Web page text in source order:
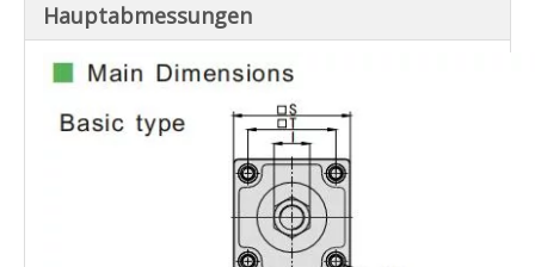
Geschwin
digkeitsber
SI -Serie: 50 ~ 800 mm/s Andere Serie: 30
27mm 30 mm 36 mm
mm
Portgröße G1/8 G1/4 G3/8 G1/2 G3/4
Hauptabmessungen